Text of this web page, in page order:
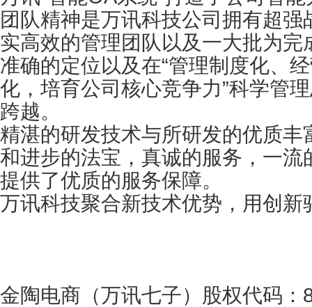
团队精神是万讯科技公司拥有超
实高效的管理团队以及一大批为
准确的定位以及在“管理制度化、
化，培育公司核心竞争力”科学管
跨越。
精湛的研发技术与所研发的优质
和进步的法宝，真诚的服务，一
提供了优质的服务保障。
万讯科技聚合新技术优势，用创新
金陶电商（万讯七子）股权代码：